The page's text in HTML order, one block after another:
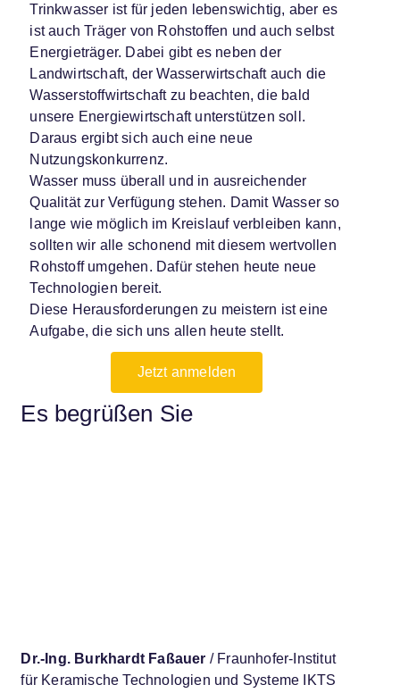
Trinkwasser ist für jeden lebenswichtig, aber es
ist auch Träger von Rohstoffen und auch selbst
Energieträger. Dabei gibt es neben der
Landwirtschaft, der Wasserwirtschaft auch die
Wasserstoffwirtschaft zu beachten, die bald
unsere Energiewirtschaft unterstützen soll.
Daraus ergibt sich auch eine neue
Nutzungskonkurrenz.
Wasser muss überall und in ausreichender
Qualität zur Verfügung stehen. Damit Wasser so
lange wie möglich im Kreislauf verbleiben kann,
sollten wir alle schonend mit diesem wertvollen
Rohstoff umgehen. Dafür stehen heute neue
Technologien bereit.
Diese Herausforderungen zu meistern ist eine
Aufgabe, die sich uns allen heute stellt.
Jetzt anmelden
Es begrüßen Sie
Dr.-Ing. Burkhardt Faßauer / Fraunhofer-Institut
für Keramische Technologien und Systeme IKTS